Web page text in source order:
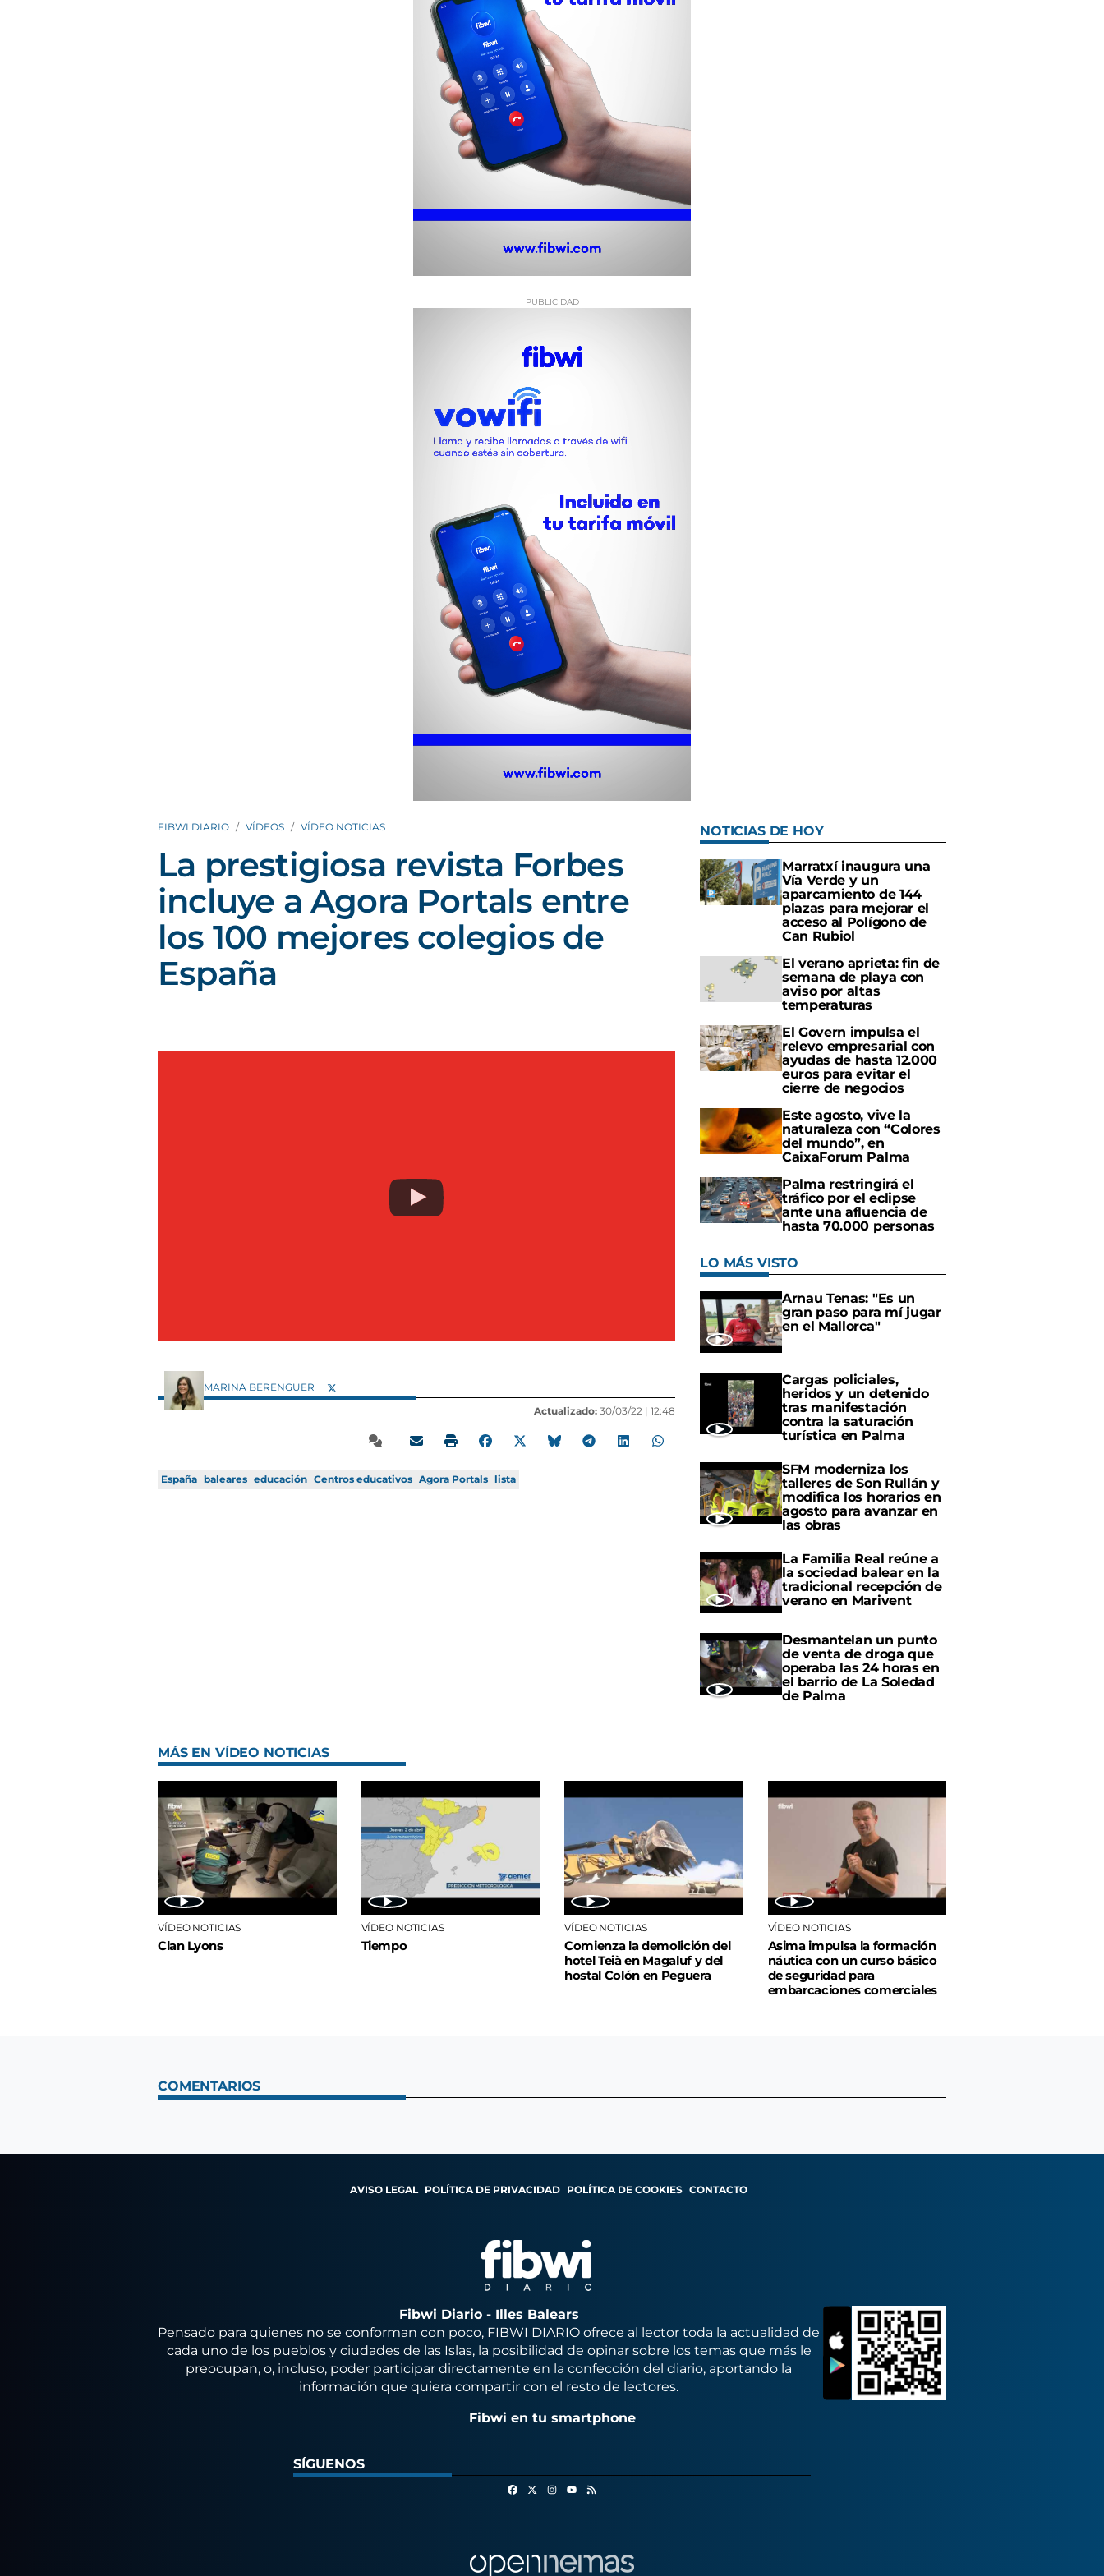
FIBWI DIARIO VÍDEOS VÍDEO NOTICIAS
La prestigiosa revista Forbes
incluye a Agora Portals entre
los 100 mejores colegios de
España
MARINA BERENGUER
Actualizado: 30/03/22 | 12:48
España baleares educación Centros educativos Agora Portals lista
NOTICIAS DE HOY
Marratxí inaugura una
Vía Verde y un
aparcamiento de 144
plazas para mejorar el
acceso al Polígono de
Can Rubiol
El verano aprieta: fin de
semana de playa con
aviso por altas
temperaturas
El Govern impulsa el
relevo empresarial con
ayudas de hasta 12.000
euros para evitar el
cierre de negocios
Este agosto, vive la
naturaleza con “Colores
del mundo”, en
CaixaForum Palma
Palma restringirá el
tráfico por el eclipse
ante una afluencia de
hasta 70.000 personas
LO MÁS VISTO
Arnau Tenas: "Es un
gran paso para mí jugar
en el Mallorca"
Cargas policiales,
heridos y un detenido
tras manifestación
contra la saturación
turística en Palma
SFM moderniza los
talleres de Son Rullán y
modifica los horarios en
agosto para avanzar en
las obras
La Familia Real reúne a
la sociedad balear en la
tradicional recepción de
verano en Marivent
Desmantelan un punto
de venta de droga que
operaba las 24 horas en
el barrio de La Soledad
de Palma
MÁS EN VÍDEO NOTICIAS
VÍDEO NOTICIAS
Clan Lyons
VÍDEO NOTICIAS
Tiempo
VÍDEO NOTICIAS
Comienza la demolición del
hotel Teià en Magaluf y del
hostal Colón en Peguera
VÍDEO NOTICIAS
Asima impulsa la formación
náutica con un curso básico
de seguridad para
embarcaciones comerciales
COMENTARIOS
AVISO LEGAL POLÍTICA DE PRIVACIDAD POLÍTICA DE COOKIES CONTACTO
Fibwi Diario - Illes Balears
Pensado para quienes no se conforman con poco, FIBWI DIARIO ofrece al lector toda la actualidad de
cada uno de los pueblos y ciudades de las Islas, la posibilidad de opinar sobre los temas que más le
preocupan, o, incluso, poder participar directamente en la confección del diario, aportando la
información que quiera compartir con el resto de lectores.
Fibwi en tu smartphone
SÍGUENOS
FacebookInstagram